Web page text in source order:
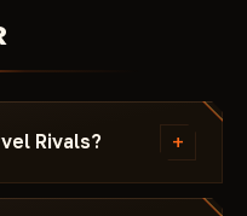
Rivals? +
以下游戏编写的说明：